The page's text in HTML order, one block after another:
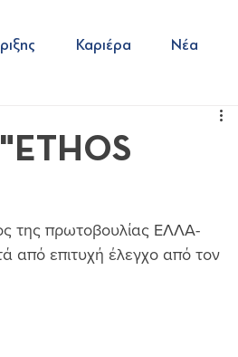
Καριέρα Νέα
της πρωτοβουλίας ΕΛΛΑ-
από επιτυχή έλεγχο από τον